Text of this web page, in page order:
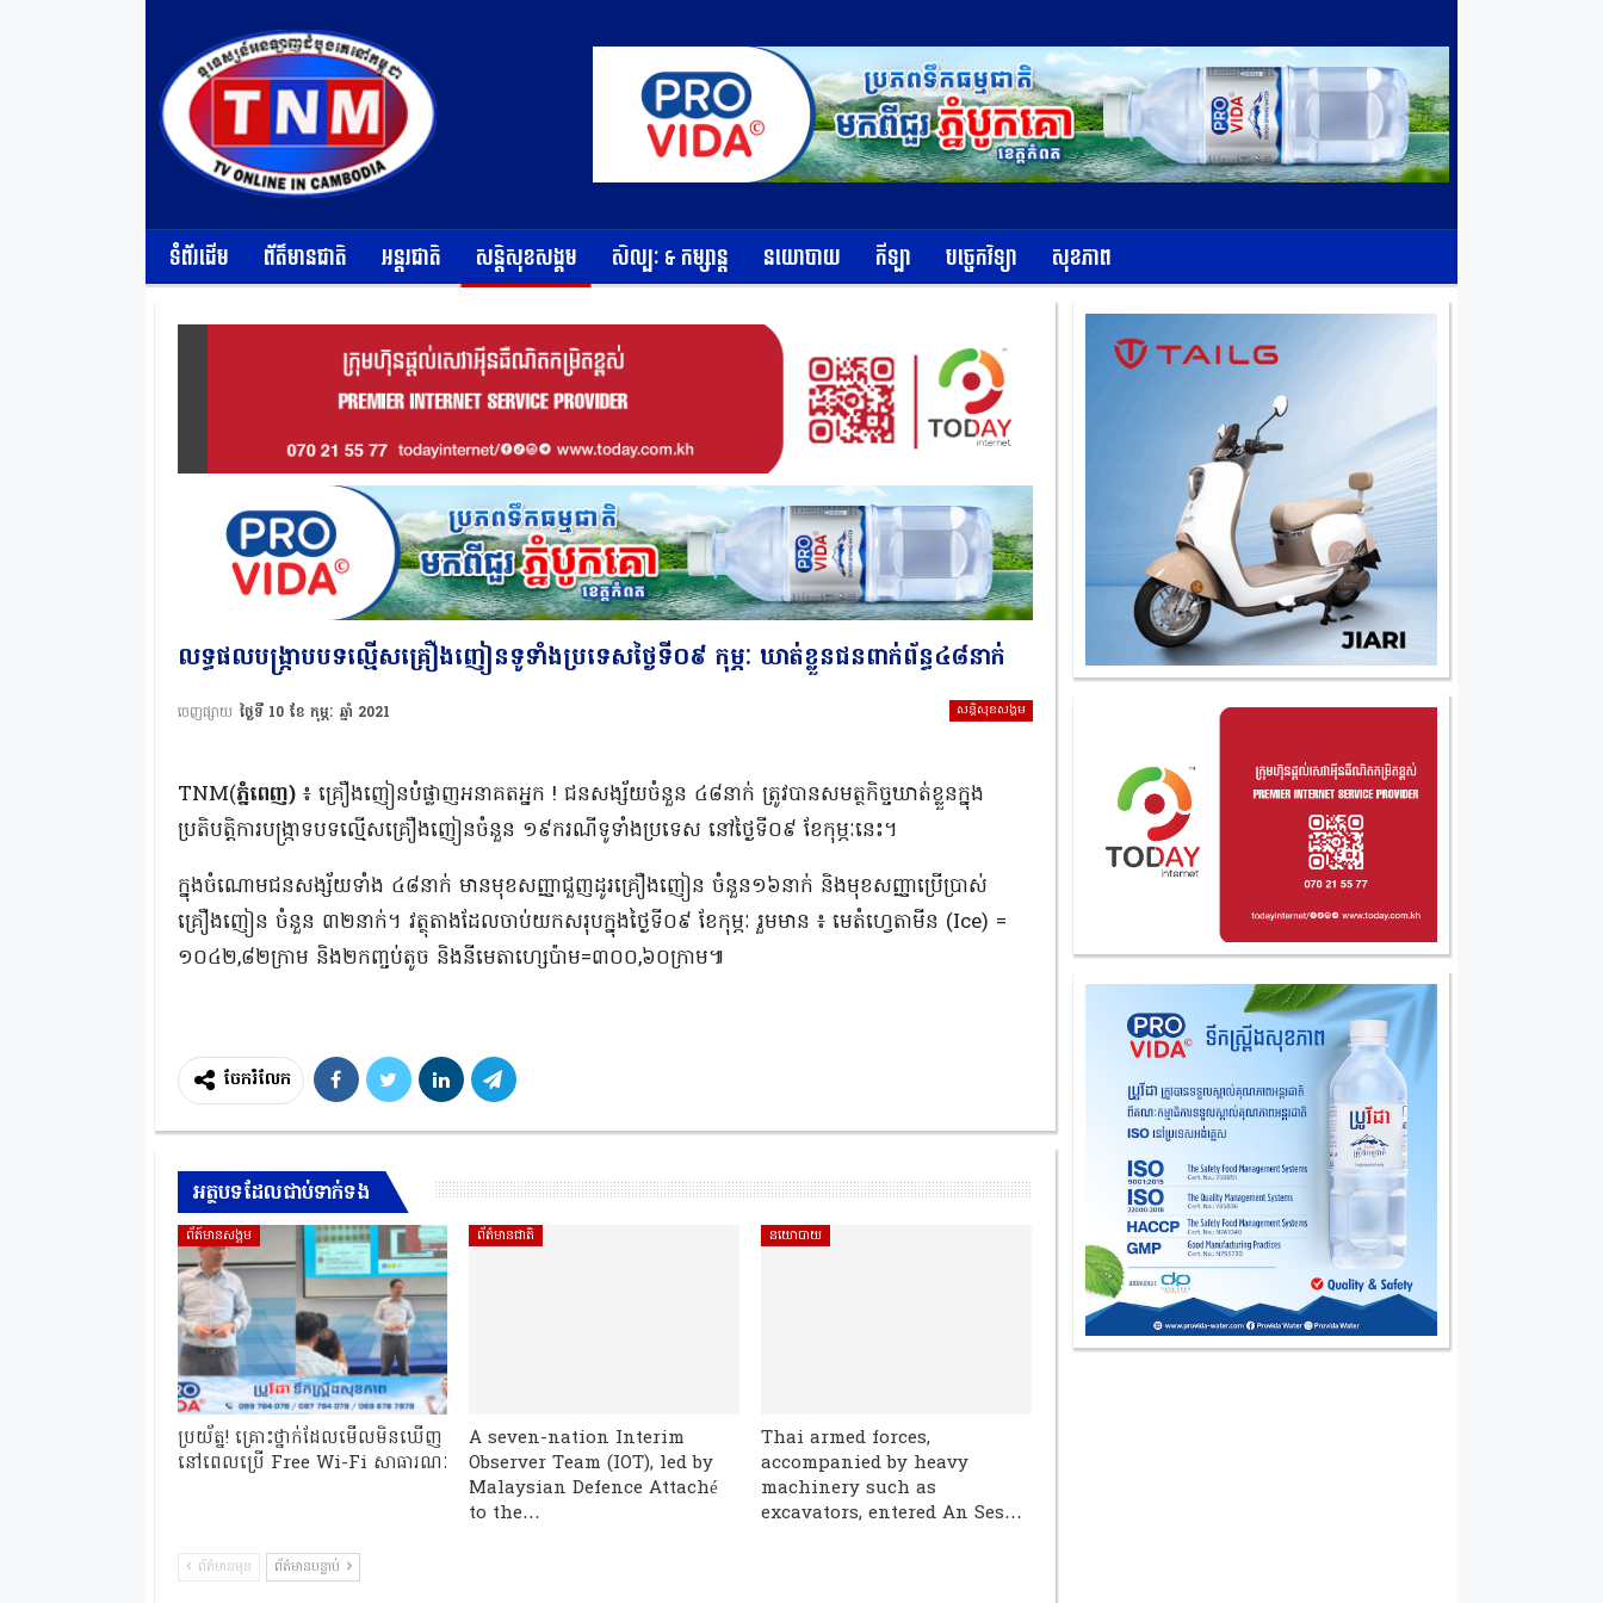
ទំព័រដើម ព័ត៌មានជាតិ អន្តរជាតិ សន្តិសុខសង្គម សិល្បៈ & កម្សាន្ត នយោបាយ កីឡា បច្ចេកវិទ្យា សុខភាព
លទ្ធផល​បង្ក្រាប​បទល្មើស​គ្រឿងញៀន​ទូ​ទាំង​ប្រទេស​ថ្ងៃ​ទី​០៩​ កុម្ភៈ​ ឃាត់ខ្លួន​ជន​ពាក់ព័ន្ធ​៤៨​នាក់​
សន្តិសុខសង្គម
ចេញផ្សាយ ថ្ងៃទី 10 ខែ កុម្ភៈ ឆ្នាំ 2021
​TNM(ភ្នំពេញ​)៖​ គ្រឿងញៀន​បំផ្លាញ​អនាគត​អ្នក​ !​ ជនសង្ស័យ​ចំនួន​ ៤៨​នាក់​ ត្រូវ​បាន​សមត្ថកិច្ច​ឃាត់ខ្លួន​ក្នុង​
ប្រតិបត្តិការ​ប​ង្ក្រា​ទ​បទល្មើស​គ្រឿងញៀន​ចំនួន​ ១៩​ករណី​ទូ​ទាំង​ប្រទេស​ នៅ​ថ្ងៃ​ទី​០៩​ ខែកុម្ភៈ​នេះ​។​
​ក្នុង​ចំណោម​ជនសង្ស័យ​ទាំង​ ៤៨​នាក់​ មានមុខ​សញ្ញា​ជួញដូរ​គ្រឿងញៀន​ ចំនួន​១៦​នាក់​ និង​មុខសញ្ញា​ប្រើប្រាស់​
គ្រឿងញៀន​ ចំនួន​ ៣២​នាក់​។​ វត្ថុ​តាង​ដែល​ចាប់​យក​សរុប​ក្នុង​ថ្ងៃ​ទី​០៩​ ខែកុម្ភៈ​ រួម​មាន​ ៖​ មេ​តំ​ហ្វេ​តា​មីន ​(Ice)​ =​
១០៤២,៨២​ក្រាម​ និង​២​កញ្ចប់​តូច​ និង​នី​មេតា​ហ្សេ​ប៉ា​ម​=៣០០,៦០​ក្រាម​៕
ចែករំលែក
អត្ថបទដែលជាប់ទាក់ទង
ព័ត៍មានសង្គម
ប្រយ័ត្ន! គ្រោះថ្នាក់ដែលមើលមិនឃើញ
នៅពេលប្រើ Free Wi-Fi សាធារណៈ
ព័ត៌មានជាតិ
A seven-nation Interim
Observer Team (IOT), led by
Malaysian Defence Attaché
to the…
នយោបាយ
Thai armed forces,
accompanied by heavy
machinery such as
excavators, entered An Ses…
ព័ត៌មានមុន ព័ត៌មានបន្ទាប់